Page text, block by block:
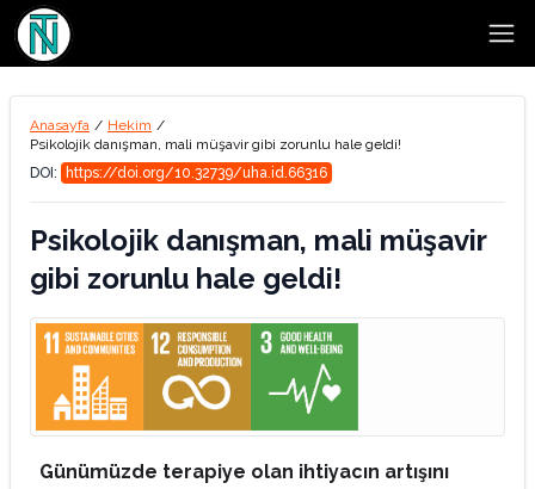
Anasayfa / Hekim /
Psikolojik danışman, mali müşavir gibi zorunlu hale geldi!
DOI:
https://doi.org/10.32739/uha.id.66316
Psikolojik danışman, mali müşavir
gibi zorunlu hale geldi!
Günümüzde terapiye olan ihtiyacın artışını